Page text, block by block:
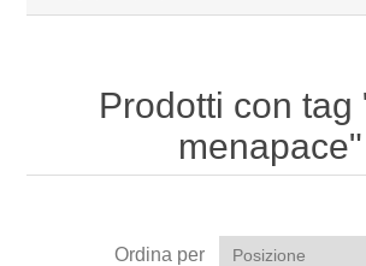
Prodotti con tag
menapace"
Ordina per